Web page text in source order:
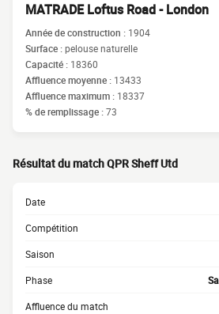
MATRADE Loftus Road - London
Année de construction : 1904
Surface :pelouse naturelle
Capacité : 18360
Affluence moyenne : 13433
Affluence maximum : 18337
% de remplissage :73
Résultat du match QPR Sheff Utd
Date
Compétition
Saison
Phase
Affluence du match